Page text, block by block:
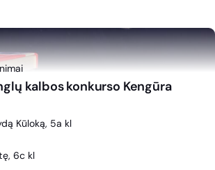
kalbos konkurso Kengūra
Kūloką, 5a kl
6c kl